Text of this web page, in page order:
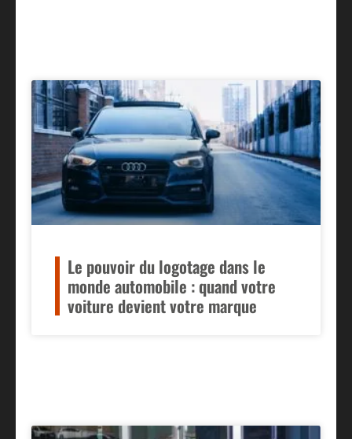
Le pouvoir du logotage dans le
monde automobile : quand votre
voiture devient votre marque